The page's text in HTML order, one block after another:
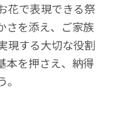
花で表現できる祭
さを添え、ご家族
現する大切な役割
本を押さえ、納得